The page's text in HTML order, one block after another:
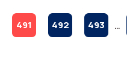
491 492 493 …